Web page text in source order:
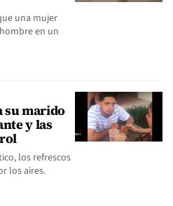
una mujer
en un
su marido
y las
los refrescos
los aires.